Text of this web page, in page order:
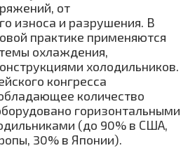
от
износа и разрушения. В
практике применяются
охлаждения,
холодильников.
конгресса
количество
горизонтальными
(до 90% в США,
30% в Японии).